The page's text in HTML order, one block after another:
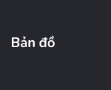
Bản đồ